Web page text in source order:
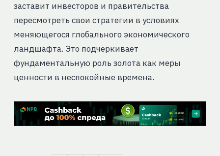
заставит инвесторов и правительства
пересмотреть свои стратегии в условиях
меняющегося глобального экономического
ландшафта. Это подчеркивает
фундаментальную роль золота как меры
ценности в неспокойные времена.